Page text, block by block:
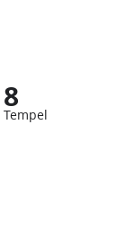
8
Tempel